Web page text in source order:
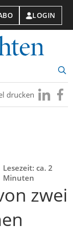
LOGIN
drucken Besuchen
Sie
Sie
Lesezeit: ca. 2
Minuten
zwei